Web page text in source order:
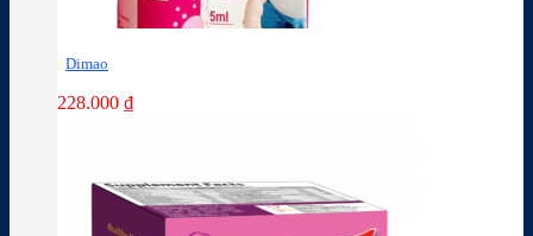
Dimao
228.000 ₫